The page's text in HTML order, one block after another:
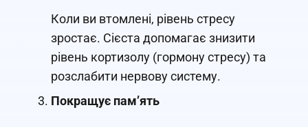
Коли ви втомлені, рівень стресу
зростає. Сієста допомагає знизити
рівень кортизолу (гормону стресу) та
розслабити нервову систему.
Покращує пам’ять